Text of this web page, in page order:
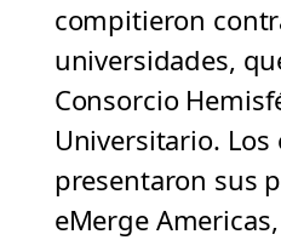
compitieron
universidades,
Consorcio
Universitario. Los
presentaron sus
eMerge